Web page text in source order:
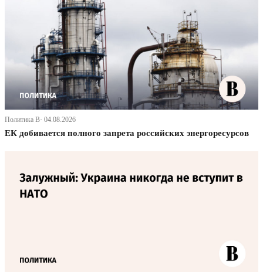
Политика В· 04.08.2026
ЕК добивается полного запрета российских энергоресурсов